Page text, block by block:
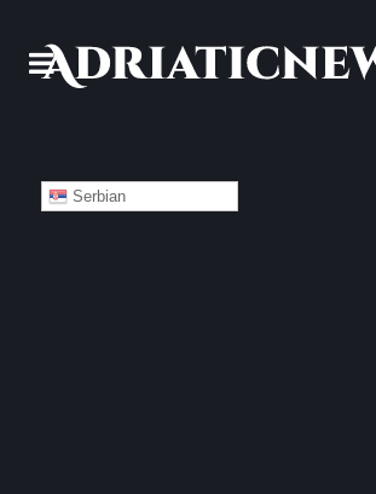
Serbian